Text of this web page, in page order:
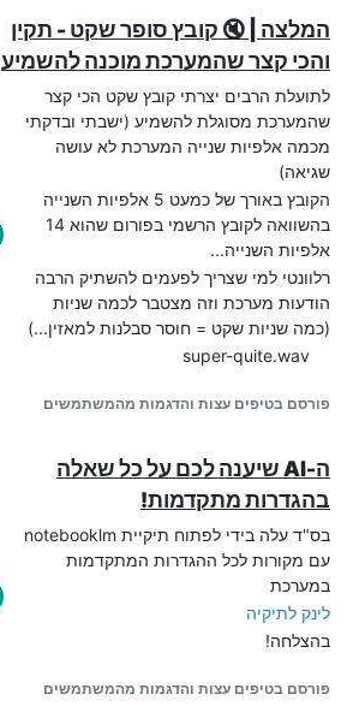
️ שלב א': רישום המערכת לצינתוקים של
עצמה (הכנה חד-פעמית)
כדי שהטריק יעבוד, אנחנו צריכים לגרום
למערכת לצנתק לעצמה. בשביל זה, אנחנו
צריכים קודם כל לרשום את מספר המערכת
לרשימת הצינתוקים.
1. הגדרת השלוחה הראשית (תיקיית השורש)
בשלוחה הראשית של המערכת שלכם, הגדירו
בקובץext.ini
:
באותה שלוחה ראשית, פתחו קובץ חדש בשם
️החליפו את 0773137770במספר
המערכת שלכם!
0773137770=System
2. הגדרת שלוחת החיוג
בשלוחה בה אתם רוצים לחייג למספר -
ext.iniשלה:
המלצה | 🔇 קובץ סופר שקט - תקין
והכי קצר שהמערכת מוכנה להשמיע
לתועלת הרבים יצרתי קובץ שקט הכי קצר
שהמערכת מסוגלת להשמיע (ישבתי ובדקתי
מכמה אלפיות שנייה המערכת לא עושה
שגיאה)
הקובץ באורך של כמעט 5 אלפיות השנייה
בהשוואה לקובץ הרשמי בפורום שהוא 14
אלפיות השנייה...
רלוונטי למי שצריך לפעמים להשתיק הרבה
הודעות מערכת וזה מצטבר לכמה שניות
(כמה שניות שקט = חוסר סבלנות למאזין...)
super-quite.wav
פורסם בטיפים עצות והדגמות מהמשתמשים
ה-AI שיענה לכם על כל שאלה
בהגדרות מתקדמות!
בס"ד עלה בידי לפתוח תיקיית notebooklm
עם מקורות לכל ההגדרות המתקדמות
במערכת
לינק לתיקיה
בהצלחה!
פורסם בטיפים עצות והדגמות מהמשתמשים